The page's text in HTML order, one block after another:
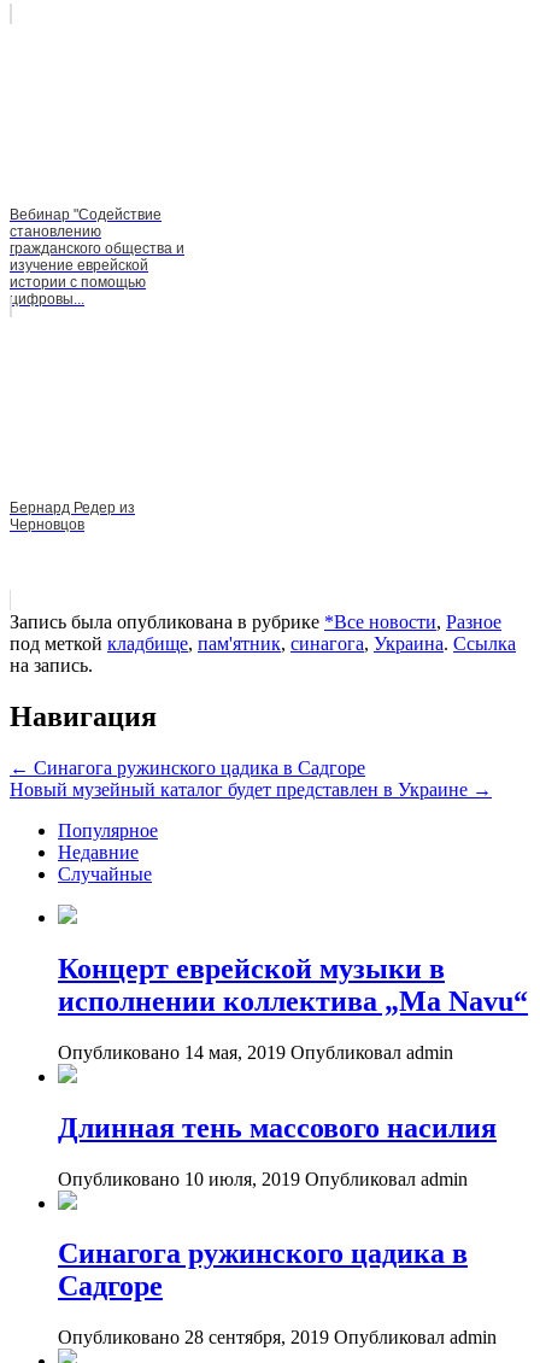
Вебинар "Содействие
становлению
гражданского общества и
изучение еврейской
истории с помощью
цифровы...
Бернард Редер из
Черновцов
Запись была опубликована в рубрике *Все новости, Разное
под меткой кладбище, пам'ятник, синагога, Украина. Ссылка
на запись.
Навигация
← Синагога ружинского цадика в Садгоре
Новый музейный каталог будет представлен в Украине →
Популярное
Недавние
Случайные
Концерт еврейской музыки в
исполнении коллектива „Ma Navu“
Опубликовано 14 мая, 2019 Опубликовал admin
Длинная тень массового насилия
Опубликовано 10 июля, 2019 Опубликовал admin
Синагога ружинского цадика в
Садгоре
Опубликовано 28 сентября, 2019 Опубликовал admin